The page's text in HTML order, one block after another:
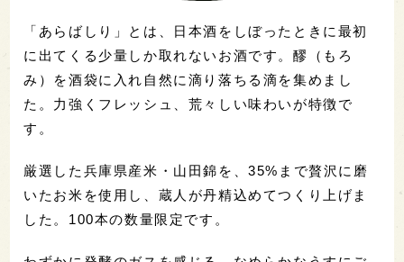
「あらばしり」とは、日本酒をしぼったときに最初
に出てくる少量しか取れないお酒です。醪（もろ
み）を酒袋に入れ自然に滴り落ちる滴を集めまし
た。力強くフレッシュ、荒々しい味わいが特徴で
す。
厳選した兵庫県産米・山田錦を、35%まで贅沢に磨
いたお米を使用し、蔵人が丹精込めてつくり上げま
した。100本の数量限定です。